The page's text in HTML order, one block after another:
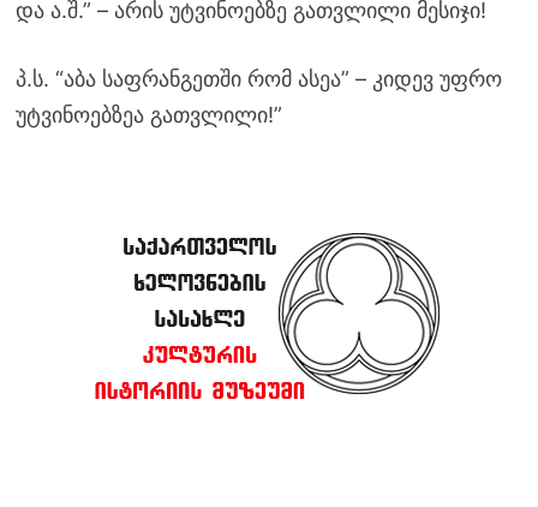
და ა.შ.” – არის უტვინოებზე გათვლილი მესიჯი!
პ.ს. “აბა საფრანგეთში რომ ასეა” – კიდევ უფრო
უტვინოებზეა გათვლილი!”